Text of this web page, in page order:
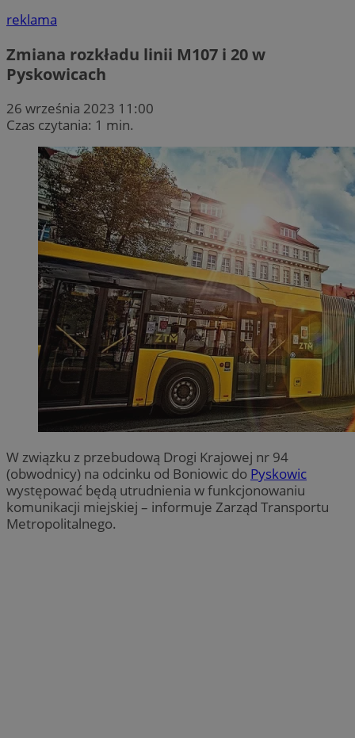
reklama
Zmiana rozkładu linii M107 i 20 w
Pyskowicach
26 września 2023 11:00
Czas czytania: 1 min.
W związku z przebudową Drogi Krajowej nr 94
(obwodnicy) na odcinku od Boniowic do Pyskowic
występować będą utrudnienia w funkcjonowaniu
komunikacji miejskiej – informuje Zarząd Transportu
Metropolitalnego.